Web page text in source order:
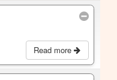
Read more